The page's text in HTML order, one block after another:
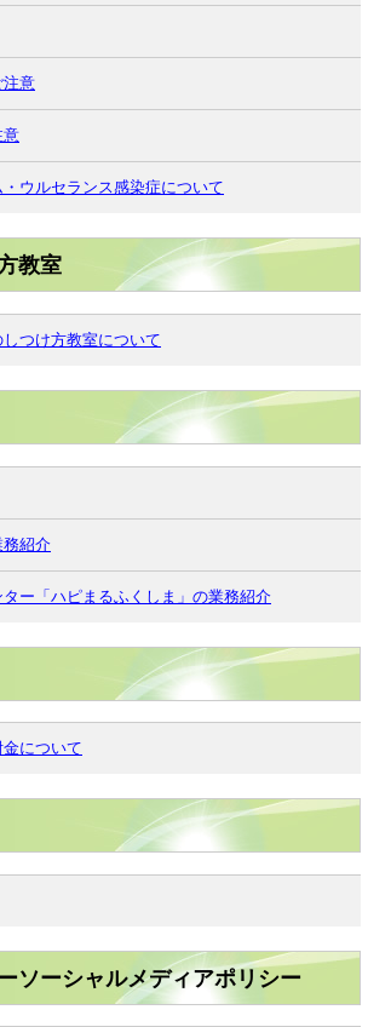
注意
意
ウルセランス感染症について
教室
つけ方教室について
務紹介
ー「ハピまるふくしま」の業務紹介
について
ソーシャルメディアポリシー